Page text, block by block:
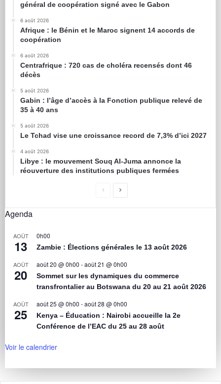
général de coopération signé avec le Gabon
6 août 2026
Afrique : le Bénin et le Maroc signent 14 accords de
coopération
6 août 2026
Centrafrique : 720 cas de choléra recensés dont 46
décès
5 août 2026
Gabin : l’âge d’accès à la Fonction publique relevé de
35 à 40 ans
5 août 2026
Le Tchad vise une croissance record de 7,3% d’ici 2027
4 août 2026
Libye : le mouvement Souq Al-Juma annonce la
réouverture des institutions publiques fermées
Agenda
AOÛT
13
0h00
Zambie : Élections générales le 13 août 2026
AOÛT
20
août 20 @ 0h00 -août 21 @ 0h00
Sommet sur les dynamiques du commerce
transfrontalier au Botswana du 20 au 21 août 2026
AOÛT
25
août 25 @ 0h00 -août 28 @ 0h00
Kenya – Éducation : Nairobi accueille la 2e
Conférence de l’EAC du 25 au 28 août
Voir le calendrier